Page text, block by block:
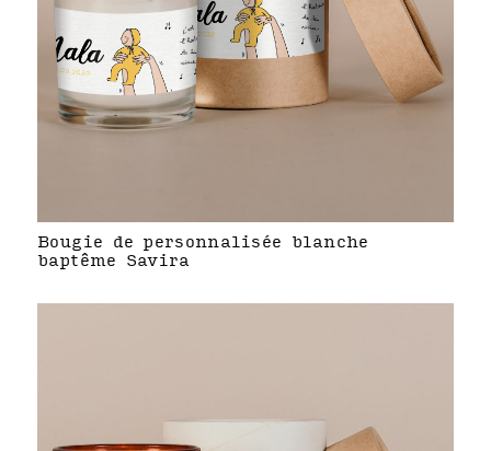
Bougie de personnalisée blanche
baptême Savira